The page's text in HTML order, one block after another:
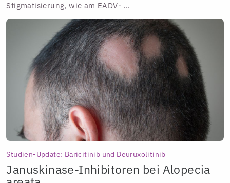
Stigmatisierung, wie am EADV- ...
Studien-Update: Baricitinib und Deuruxolitinib
Januskinase-Inhibitoren bei Alopecia